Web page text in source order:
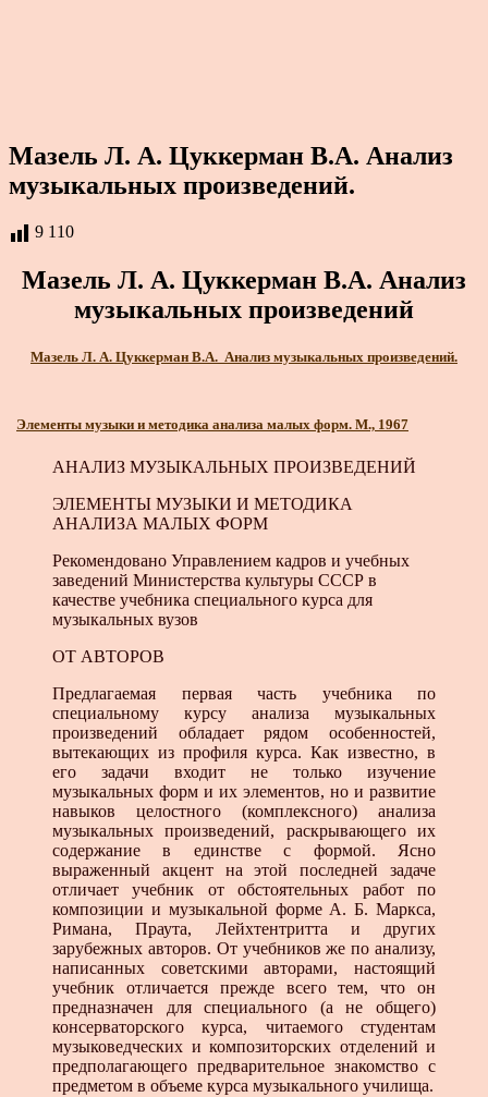
Мазель Л. А. Цуккерман В.А. Анализ
музыкальных произведений.
9 110
Мазель Л. А. Цуккерман В.А. Анализ
музыкальных произведений
Мазель Л. А. Цуккерман В.А. Анализ музыкальных произведений.
Элементы музыки и методика анализа малых форм. М., 1967
АНАЛИЗ МУЗЫКАЛЬНЫХ ПРОИЗВЕДЕНИЙ
ЭЛЕМЕНТЫ МУЗЫКИ И МЕТОДИКА
АНАЛИЗА МАЛЫХ ФОРМ
Рекомендовано Управлением кадров и учебных
заведений Министерства культуры СССР в
качестве учебника специального курса для
музыкальных вузов
ОТ АВТОРОВ
Предлагаемая первая часть учебника по
специальному курсу анализа музыкальных
произведений обладает рядом особенностей,
вытекающих из профиля курса. Как известно, в
его задачи входит не только изучение
музыкальных форм и их элементов, но и развитие
навыков целостного (комплексного) анализа
музыкальных произведений, раскрывающего их
содержание в единстве с формой. Ясно
выраженный акцент на этой последней задаче
отличает учебник от обстоятельных работ по
композиции и музыкальной форме А. Б. Маркса,
Римана, Праута, Лейхтентритта и других
зарубежных авторов. От учебников же по анализу,
написанных советскими авторами, настоящий
учебник отличается прежде всего тем, что он
предназначен для специального (а не общего)
консерваторского курса, читаемого студентам
музыковедческих и композиторских отделений и
предполагающего предварительное знакомство с
предметом в объеме курса музыкального училища.